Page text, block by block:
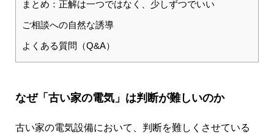
まとめ：正解は一つではなく、少しずつでいい
ご相談への自然な誘導
よくある質問（Q&A）
なぜ「古い家の電気」は判断が難しいのか
古い家の電気設備において、判断を難しくさせている